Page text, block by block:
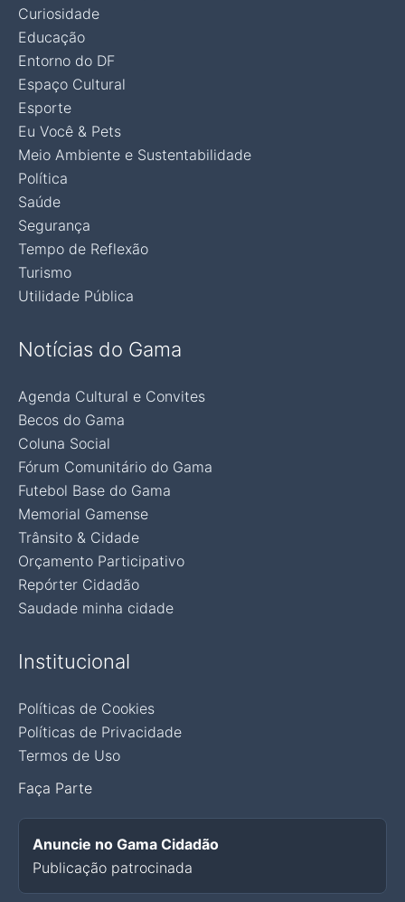
Curiosidade
Educação
Entorno do DF
Espaço Cultural
Esporte
Eu Você & Pets
Meio Ambiente e Sustentabilidade
Política
Saúde
Segurança
Tempo de Reflexão
Turismo
Utilidade Pública
Notícias do Gama
Agenda Cultural e Convites
Becos do Gama
Coluna Social
Fórum Comunitário do Gama
Futebol Base do Gama
Memorial Gamense
Trânsito & Cidade
Orçamento Participativo
Repórter Cidadão
Saudade minha cidade
Institucional
Políticas de Cookies
Políticas de Privacidade
Termos de Uso
Faça Parte
Anuncie no Gama Cidadão
Publicação patrocinada